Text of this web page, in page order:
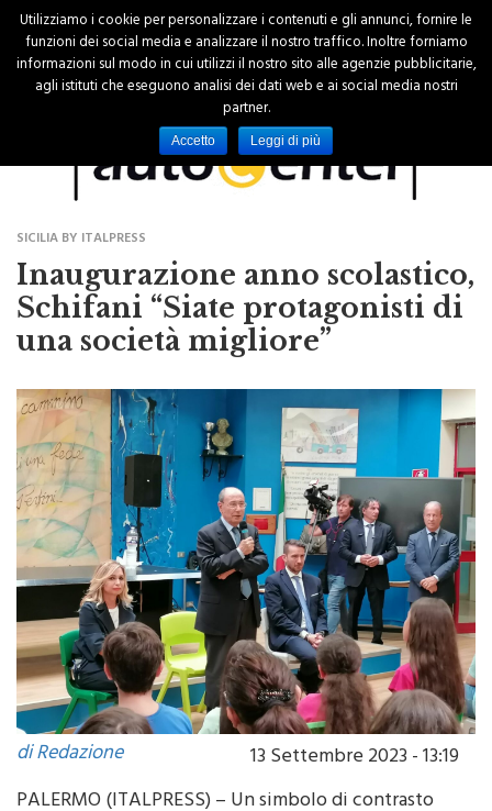
SICILIA BY ITALPRESS
Inaugurazione anno scolastico,
Schifani “Siate protagonisti di
di Redazione
13 Settembre 2023 - 13:19
Utilizziamo i cookie per personalizzare i contenuti e gli annunci, fornire le
funzioni dei social media e analizzare il nostro traffico. Inoltre forniamo
informazioni sul modo in cui utilizzi il nostro sito alle agenzie pubblicitarie,
agli istituti che eseguono analisi dei dati web e ai social media nostri
partner.
Accetto Leggi di più